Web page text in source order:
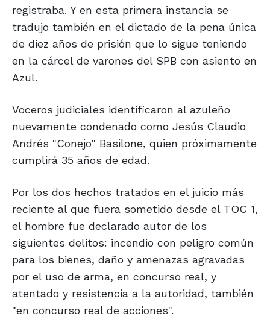
registraba. Y en esta primera instancia se
tradujo también en el dictado de la pena única
de diez años de prisión que lo sigue teniendo
en la cárcel de varones del SPB con asiento en
Azul.
Voceros judiciales identificaron al azuleño
nuevamente condenado como Jesús Claudio
Andrés "Conejo" Basilone, quien próximamente
cumplirá 35 años de edad.
Por los dos hechos tratados en el juicio más
reciente al que fuera sometido desde el TOC 1,
el hombre fue declarado autor de los
siguientes delitos: incendio con peligro común
para los bienes, daño y amenazas agravadas
por el uso de arma, en concurso real, y
atentado y resistencia a la autoridad, también
"en concurso real de acciones".